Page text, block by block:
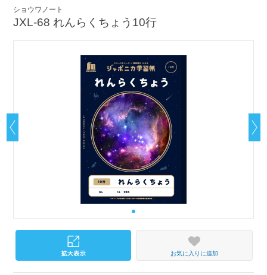
ショウワノート
JXL-68 れんらくちょう10行
お気に入りに追加